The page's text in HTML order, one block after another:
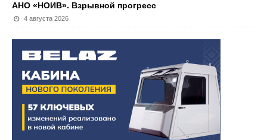
АНО «НОИВ». Взрывной прогресс
4 августа 2026